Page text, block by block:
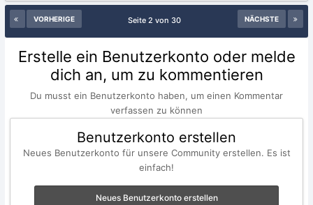
VORHERIGE NÄCHSTE
Seite 2 von 30
Erstelle ein Benutzerkonto oder melde
dich an, um zu kommentieren
Du musst ein Benutzerkonto haben, um einen Kommentar
verfassen zu können
Benutzerkonto erstellen
Neues Benutzerkonto für unsere Community erstellen. Es ist
einfach!
Neues Benutzerkonto erstellen